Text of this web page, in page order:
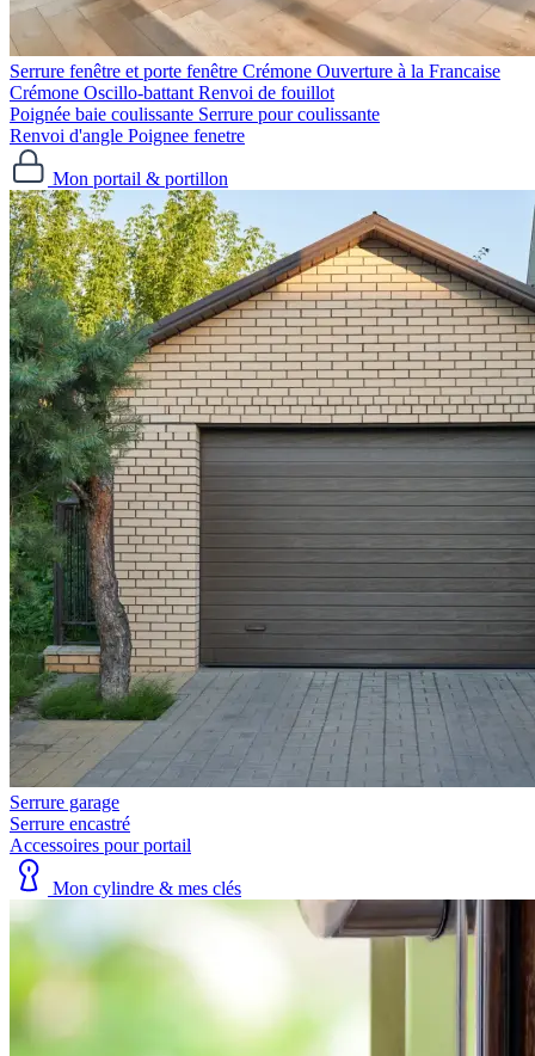
Serrure fenêtre et porte fenêtre Crémone Ouverture à la Francaise
Crémone Oscillo-battant Renvoi de fouillot
Poignée baie coulissante Serrure pour coulissante
Renvoi d'angle Poignee fenetre
Mon portail & portillon
Serrure garage
Serrure encastré
Accessoires pour portail
Mon cylindre & mes clés